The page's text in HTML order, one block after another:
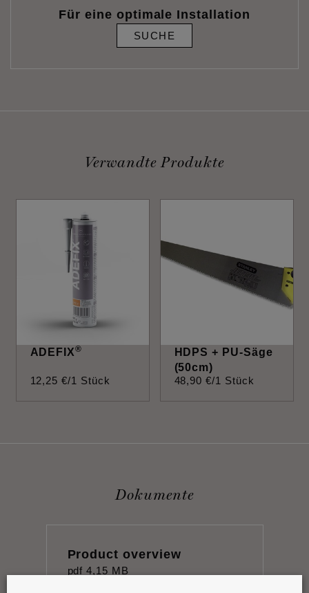
Für eine optimale Installation
SUCHE
Verwandte Produkte
ADEFIX®
12,25 €/1 Stück
HDPS + PU-Säge
(50cm)
48,90 €/1 Stück
Dokumente
Product overview
pdf 4,15 MB